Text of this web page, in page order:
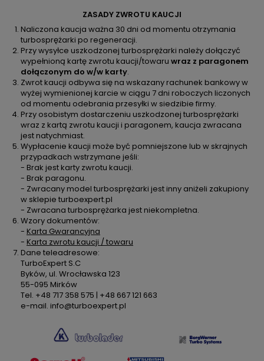
ZASADY ZWROTU KAUCJI
Naliczona kaucja ważna 30 dni od momentu otrzymania
turbosprężarki po regeneracji.
Przy wysyłce uszkodzonej turbosprężarki należy dołączyć
wypełnioną kartę zwrotu kaucji/towaru wraz z paragonem
dołączonym do w/w karty.
Zwrot kaucji odbywa się na wskazany rachunek bankowy w
wyżej wymienionej karcie w ciągu 7 dni roboczych liczonych
od momentu odebrania przesyłki w siedzibie firmy.
Przy osobistym dostarczeniu uszkodzonej turbosprężarki
wraz z kartą zwrotu kaucji i paragonem, kaucja zwracana
jest natychmiast.
Wypłacenie kaucji może być pomniejszone lub w skrajnych
przypadkach wstrzymane jeśli:
- Brak jest karty zwrotu kaucji.
- Brak paragonu.
- Zwracany model turbosprężarki jest inny aniżeli zakupiony
w sklepie turboexpert.pl
- Zwracana turbosprężarka jest niekompletna.
Wzory dokumentów:
- Karta Gwarancyjna
- Karta zwrotu kaucji / towaru
Dane teleadresowe:
TurboExpert S.C
Byków, ul. Wrocławska 123
55-095 Mirków
Tel. +48 717 358 575 | +48 667 121 663
e-mail. info@turboexpert.pl